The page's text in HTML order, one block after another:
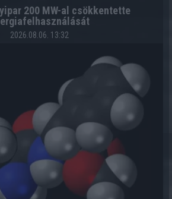
200 MW-al csökkentette
2026.08.06. 13:32